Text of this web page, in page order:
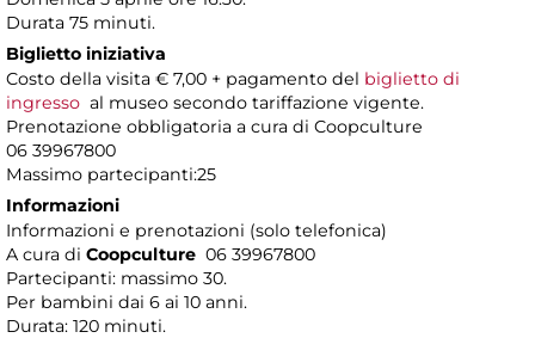
Durata 75 minuti.
Biglietto iniziativa
Costo della visita € 7,00 + pagamento del biglietto di
ingresso al museo secondo tariffazione vigente.
Prenotazione obbligatoria a cura di Coopculture
06 39967800
Massimo partecipanti:25
Informazioni
Informazioni e prenotazioni (solo telefonica)
A cura di Coopculture 06 39967800
Partecipanti: massimo 30.
Per bambini dai 6 ai 10 anni.
Durata: 120 minuti.